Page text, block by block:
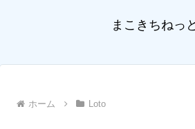
まこきちねっと
ホーム Loto